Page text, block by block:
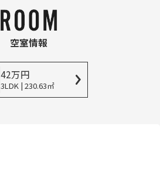
空室情報
42万円
3LDK | 230.63㎡